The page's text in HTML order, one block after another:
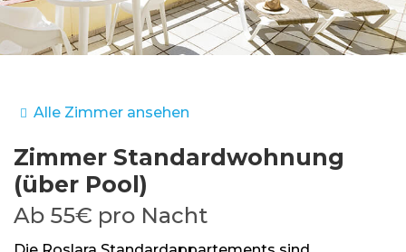
Alle Zimmer ansehen
Zimmer Standardwohnung
(über Pool)
Ab 55€ pro Nacht